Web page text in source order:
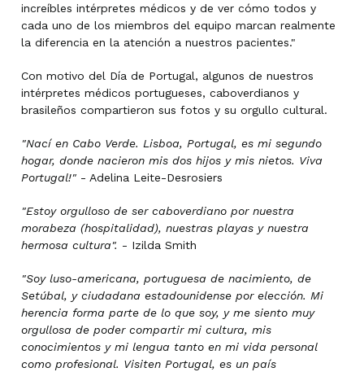
increíbles intérpretes médicos y de ver cómo todos y
cada uno de los miembros del equipo marcan realmente
la diferencia en la atención a nuestros pacientes."
Con motivo del Día de Portugal, algunos de nuestros
intérpretes médicos portugueses, caboverdianos y
brasileños compartieron sus fotos y su orgullo cultural.
"Nací en Cabo Verde. Lisboa, Portugal, es mi segundo
hogar, donde nacieron mis dos hijos y mis nietos. Viva
Portugal!" - Adelina Leite-Desrosiers
"Estoy orgulloso de ser caboverdiano por nuestra
morabeza (hospitalidad), nuestras playas y nuestra
hermosa cultura". - Izilda Smith
"Soy luso-americana, portuguesa de nacimiento, de
Setúbal, y ciudadana estadounidense por elección. Mi
herencia forma parte de lo que soy, y me siento muy
orgullosa de poder compartir mi cultura, mis
conocimientos y mi lengua tanto en mi vida personal
como profesional. Visiten Portugal, es un país